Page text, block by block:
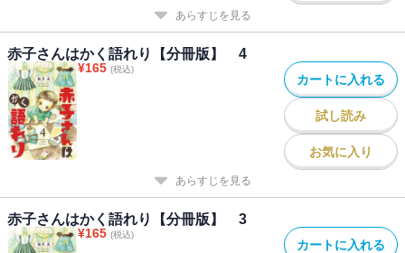
あらすじを見る
赤子さんはかく語れり【分冊版】 4
¥165 (税込)
カートに入れる
試し読み
お気に入り
あらすじを見る
赤子さんはかく語れり【分冊版】 3
¥165 (税込)
カートに入れる